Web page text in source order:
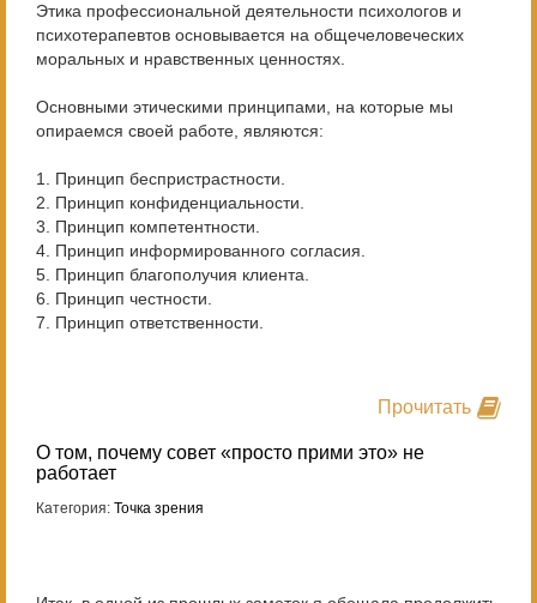
Этика профессиональной деятельности психологов и
психотерапевтов основывается на общечеловеческих
моральных и нравственных ценностях.
Основными этическими принципами, на которые мы
опираемся своей работе, являются:
1. Принцип беспристрастности.
2. Принцип конфиденциальности.
3. Принцип компетентности.
4. Принцип информированного согласия.
5. Принцип благополучия клиента.
6. Принцип честности.
7. Принцип ответственности.
Прочитать
О том, почему совет «просто прими это» не
работает
Категория: Точка зрения